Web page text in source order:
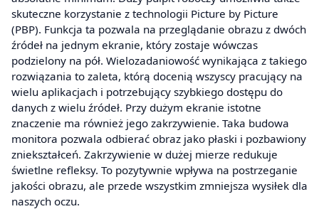
skuteczne korzystanie z technologii Picture by Picture
(PBP). Funkcja ta pozwala na przeglądanie obrazu z dwóch
źródeł na jednym ekranie, który zostaje wówczas
podzielony na pół. Wielozadaniowość wynikająca z takiego
rozwiązania to zaleta, którą docenią wszyscy pracujący na
wielu aplikacjach i potrzebujący szybkiego dostępu do
danych z wielu źródeł. Przy dużym ekranie istotne
znaczenie ma również jego zakrzywienie. Taka budowa
monitora pozwala odbierać obraz jako płaski i pozbawiony
zniekształceń. Zakrzywienie w dużej mierze redukuje
świetlne refleksy. To pozytywnie wpływa na postrzeganie
jakości obrazu, ale przede wszystkim zmniejsza wysiłek dla
naszych oczu.